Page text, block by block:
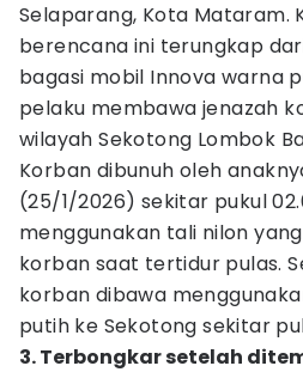
Selaparang, Kota Mataram.
berencana ini terungkap
bagasi mobil Innova warna
pelaku membawa jenazah
wilayah Sekotong Lombok
Korban dibunuh oleh
(25/1/2026) sekitar pukul
menggunakan tali nilon
korban saat tertidur pulas.
korban dibawa
putih ke Sekotong sekitar
3. Terbongkar setelah